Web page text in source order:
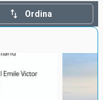
Ordina